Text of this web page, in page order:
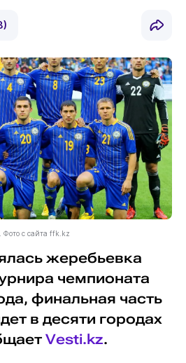
Фото с сайта ffk.kz
жеребьевка
чемпионата
финальная часть
в десяти городах
Vesti.kz.